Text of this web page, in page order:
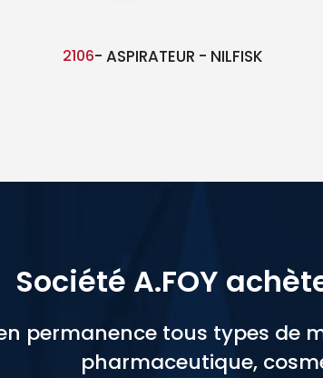
2106- ASPIRATEUR - NILFISK
Société A.FOY
permanence tous types de
pharmaceutique,